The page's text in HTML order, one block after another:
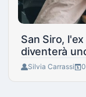
San Siro,
diventerà
Silvia Carrassi